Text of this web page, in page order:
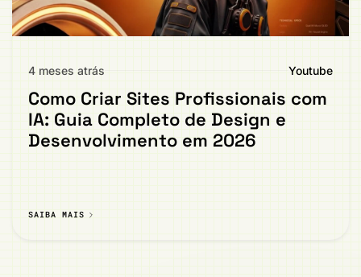
4 meses atrás Youtube
Como Criar Sites Profissionais com
IA: Guia Completo de Design e
Desenvolvimento em 2026
SAIBA MAIS